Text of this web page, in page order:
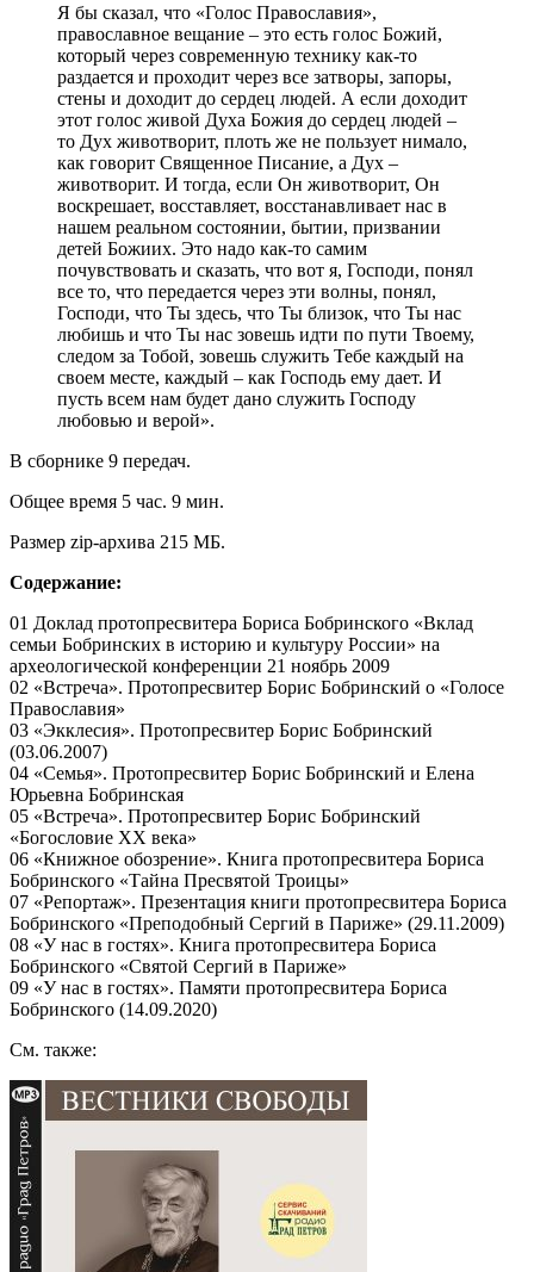
Я бы сказал, что «Голос Православия»,
православное вещание – это есть голос Божий,
который через современную технику как-то
раздается и проходит через все затворы, запоры,
стены и доходит до сердец людей. А если доходит
этот голос живой Духа Божия до сердец людей –
то Дух животворит, плоть же не пользует нимало,
как говорит Священное Писание, а Дух –
животворит. И тогда, если Он животворит, Он
воскрешает, восставляет, восстанавливает нас в
нашем реальном состоянии, бытии, призвании
детей Божиих. Это надо как-то самим
почувствовать и сказать, что вот я, Господи, понял
все то, что передается через эти волны, понял,
Господи, что Ты здесь, что Ты близок, что Ты нас
любишь и что Ты нас зовешь идти по пути Твоему,
следом за Тобой, зовешь служить Тебе каждый на
своем месте, каждый – как Господь ему дает. И
пусть всем нам будет дано служить Господу
любовью и верой».
В сборнике 9 передач.
Общее время 5 час. 9 мин.
Размер zip-архива 215 МБ.
Содержание:
01 Доклад протопресвитера Бориса Бобринского «Вклад
семьи Бобринских в историю и культуру России» на
археологической конференции 21 ноябрь 2009
02 «Встреча». Протопресвитер Борис Бобринский о «Голосе
Православия»
03 «Экклесия». Протопресвитер Борис Бобринский
(03.06.2007)
04 «Семья». Протопресвитер Борис Бобринский и Елена
Юрьевна Бобринская
05 «Встреча». Протопресвитер Борис Бобринский
«Богословие ХХ века»
06 «Книжное обозрение». Книга протопресвитера Бориса
Бобринского «Тайна Пресвятой Троицы»
07 «Репортаж». Презентация книги протопресвитера Бориса
Бобринского «Преподобный Сергий в Париже» (29.11.2009)
08 «У нас в гостях». Книга протопресвитера Бориса
Бобринского «Святой Сергий в Париже»
09 «У нас в гостях». Памяти протопресвитера Бориса
Бобринского (14.09.2020)
См. также: